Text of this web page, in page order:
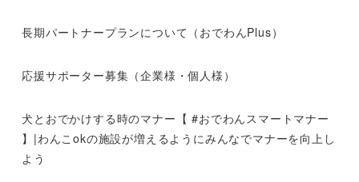
長期パートナープランについて（おでわんPlus）
応援サポーター募集（企業様・個人様）
犬とおでかけする時のマナー【 #おでわんスマートマナー
】|わんこokの施設が増えるようにみんなでマナーを向上し
よう